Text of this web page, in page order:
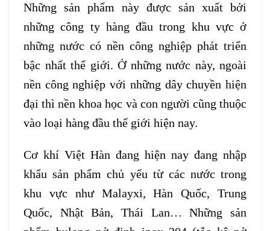
Những sản phẩm này được sản xuất bởi
những công ty hàng đầu trong khu vực ở
những nước có nền công nghiệp phát triển
bậc nhất thế giới. Ở những nước này, ngoài
nền công nghiệp với những dây chuyền hiện
đại thì nền khoa học và con người cũng thuộc
vào loại hàng đầu thế giới hiện nay.
Cơ khí Việt Hàn đang hiện nay đang nhập
khẩu sản phẩm chủ yếu từ các nước trong
khu vực như Malayxi, Hàn Quốc, Trung
Quốc, Nhật Bản, Thái Lan… Những sản